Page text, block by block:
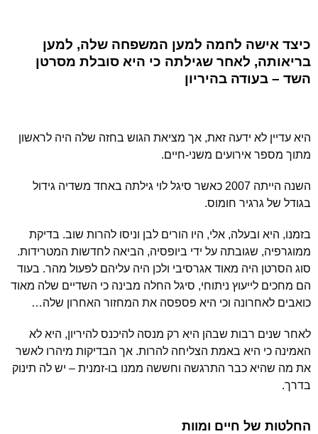
כיצד אישה לחמה למען המשפחה שלה, למען
בריאותה, לאחר שגילתה כי היא סובלת מסרטן
השד – בעודה בהיריון
היא עדיין לא ידעה זאת, אך מציאת הגוש בחזה שלה היה לראשון
מתוך מספר אירועים משני-חיים.
השנה הייתה 2007 כאשר סיגל לוי גילתה באחד משדיה גידול
בגודל של גרגיר חומוס.
בזמנו, היא ובעלה, אלי, היו הורים לבן וניסו להרות שוב. בדיקת
ממוגרפיה, שגובתה על ידי ביופסיה, הביאה לחדשות המטרידות.
סוג הסרטן היה מאוד אגרסיבי ולכן היה עליהם לפעול מהר. בעוד
הם מחכים לייעוץ ניתוחי, סיגל החלה מבינה כי השדיים שלה מאוד
כואבים לאחרונה וכי היא פספסה את המחזור האחרון שלה…
לאחר שנים רבות שבהן היא רק מנסה להיכנס להיריון, היא לא
האמינה כי היא באמת הצליחה להרות. אך הבדיקות מיהרו לאשר
את מה שהיא כבר התרגשה וחששה ממנו בו-זמנית – יש לה תינוק
בדרך.
החלטות של חיים ומוות